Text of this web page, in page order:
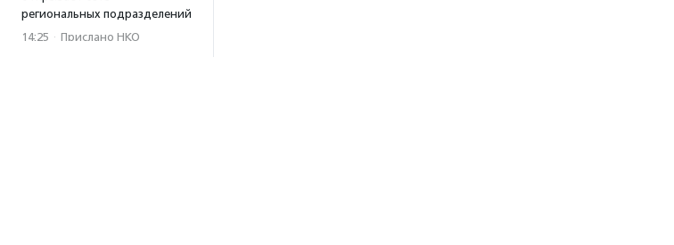
региональных подразделений
14:25 · Прислано НКО